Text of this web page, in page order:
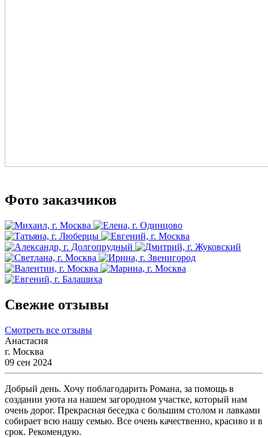
Фото заказчиков
Свежие отзывы
Смотреть все отзывы
Анастасия
г. Москва
09 сен 2024
Добрый день. Хочу поблагодарить Романа, за помощь в
создании уюта на нашем загородном участке, который нам
очень дорог. Прекрасная беседка с большим столом и лавками
собирает всю нашу семью. Все очень качественно, красиво и в
срок. Рекомендую.